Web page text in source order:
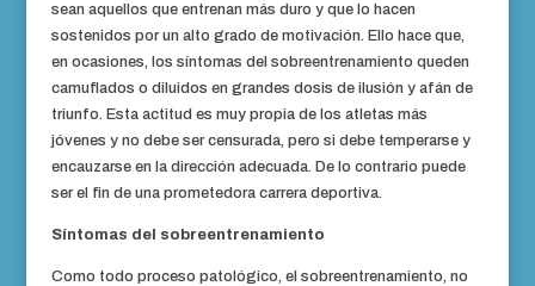
sean aquellos que entrenan más duro y que lo hacen
sostenidos por un alto grado de motivación. Ello hace que,
en ocasiones, los síntomas del sobreentrenamiento queden
camuflados o diluidos en grandes dosis de ilusión y afán de
triunfo. Esta actitud es muy propia de los atletas más
jóvenes y no debe ser censurada, pero si debe temperarse y
encauzarse en la dirección adecuada. De lo contrario puede
ser el fin de una prometedora carrera deportiva.
Síntomas del sobreentrenamiento
Como todo proceso patológico, el sobreentrenamiento, no